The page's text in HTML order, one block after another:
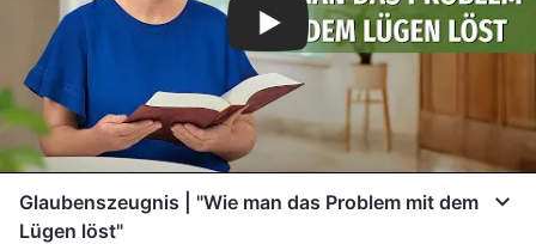
Glaubenszeugnis | "Wie man das Problem mit dem
Lügen löst"